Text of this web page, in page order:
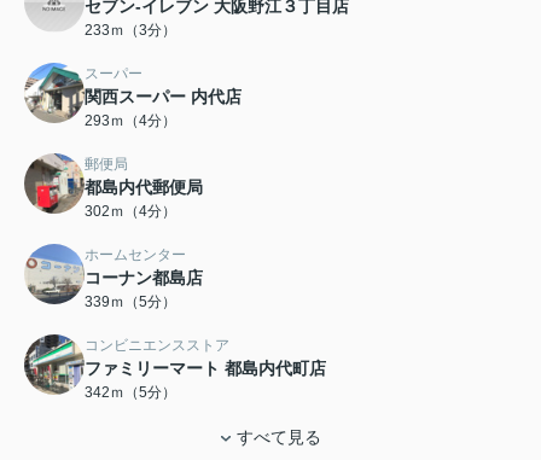
セブン-イレブン 大阪野江３丁目店
233ｍ（3分）
スーパー
関西スーパー 内代店
293ｍ（4分）
郵便局
都島内代郵便局
302ｍ（4分）
ホームセンター
コーナン都島店
339ｍ（5分）
コンビニエンスストア
ファミリーマート 都島内代町店
342ｍ（5分）
すべて見る